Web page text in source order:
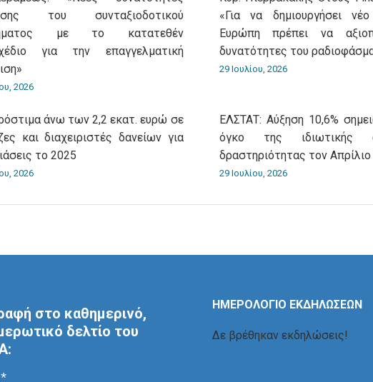
του συνταξιοδοτικού
με το κατατεθέν
για την επαγγελματική
2026
«Για να δημιουργήσει
Ευρώπη πρέπει να
δυνατότητες του
29 Ιουλίου, 2026
άνω των 2,2 εκατ. ευρώ σε
και διαχειριστές δανείων για
το 2025
2026
ΕΛΣΤΑΤ: Αύξηση 10,6%
όγκο της ιδιωτικής
δραστηριότητας τον
29 Ιουλίου, 2026
στο καθημερινό,
δελτίο του
*
ΗΜΕΡΟΛΟΓΙΟ ΕΚΔΗΛΩΣΕΩΝ
Δε βρέθηκαν εκδηλώσεις!